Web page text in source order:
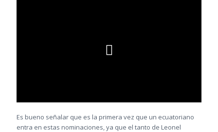
Es bueno señalar que es la primera vez que un ecuatoriano
entra en estas nominaciones, ya que el tanto de Leonel